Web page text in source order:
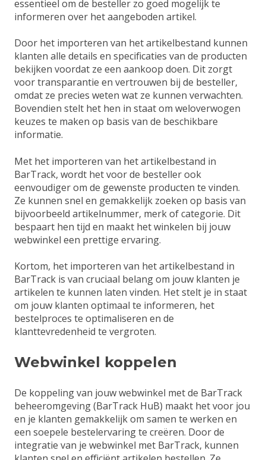
essentieel om de besteller zo goed mogelijk te
informeren over het aangeboden artikel.
Door het importeren van het artikelbestand kunnen
klanten alle details en specificaties van de producten
bekijken voordat ze een aankoop doen. Dit zorgt
voor transparantie en vertrouwen bij de besteller,
omdat ze precies weten wat ze kunnen verwachten.
Bovendien stelt het hen in staat om weloverwogen
keuzes te maken op basis van de beschikbare
informatie.
Met het importeren van het artikelbestand in
BarTrack, wordt het voor de besteller ook
eenvoudiger om de gewenste producten te vinden.
Ze kunnen snel en gemakkelijk zoeken op basis van
bijvoorbeeld artikelnummer, merk of categorie. Dit
bespaart hen tijd en maakt het winkelen bij jouw
webwinkel een prettige ervaring.
Kortom, het importeren van het artikelbestand in
BarTrack is van cruciaal belang om jouw klanten je
artikelen te kunnen laten vinden. Het stelt je in staat
om jouw klanten optimaal te informeren, het
bestelproces te optimaliseren en de
klanttevredenheid te vergroten.
Webwinkel koppelen
De koppeling van jouw webwinkel met de BarTrack
beheeromgeving (BarTrack HuB) maakt het voor jou
en je klanten gemakkelijk om samen te werken en
een soepele bestelervaring te creëren. Door de
integratie van je webwinkel met BarTrack, kunnen